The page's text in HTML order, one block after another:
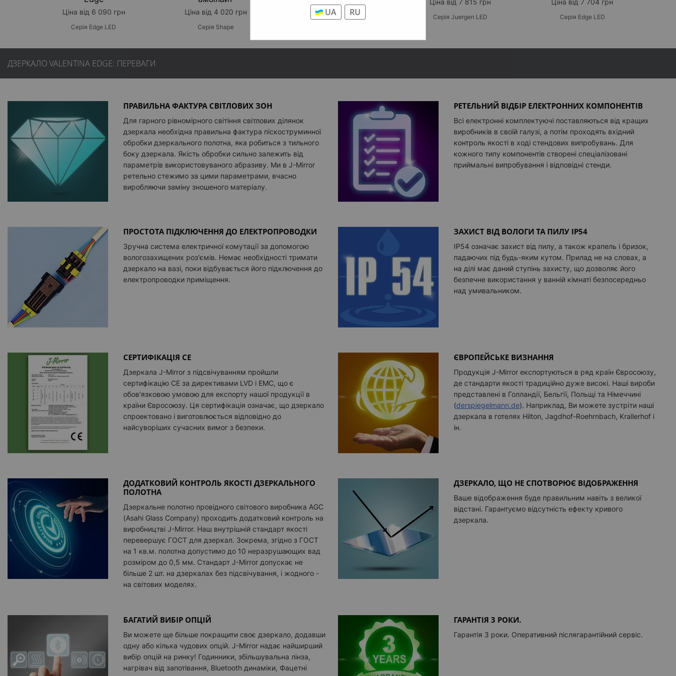
UA RU
Ціна від 6 090 грн
Серія Edge LED
Ціна від 4 020 грн
Серія Shape
Серія LED ST
Ціна від 7 815 грн
Серія Juergen LED
Ціна від 7 704 грн
Серія Edge LED
ДЗЕРКАЛО VALENTINA EDGE: ПЕРЕВАГИ
ПРАВИЛЬНА ФАКТУРА СВІТЛОВИХ ЗОН
Для гарного рівномірного світіння світлових ділянок
дзеркала необхідна правильна фактура піскоструминної
обробки дзеркального полотна, яка робиться з тильного
боку дзеркала. Якість обробки сильно залежить від
параметрів використовуваного абразиву. Ми в J-Mirror
ретельно стежимо за цими параметрами, вчасно
виробляючи заміну зношеного матеріалу.
РЕТЕЛЬНИЙ ВІДБІР ЕЛЕКТРОННИХ КОМПОНЕНТІВ
Всі електронні комплектуючі поставляються від кращих
виробників в своїй галузі, а потім проходять вхідний
контроль якості в ході стендових випробувань. Для
кожного типу компонентів створені спеціалізовані
приймальні випробування і відповідні стенди.
ПРОСТОТА ПІДКЛЮЧЕННЯ ДО ЕЛЕКТРОПРОВОДКИ
Зручна система електричної комутації за допомогою
вологозахищених роз'ємів. Немає необхідності тримати
дзеркало на вазі, поки відбувається його підключення до
електропроводки приміщення.
ЗАХИСТ ВІД ВОЛОГИ ТА ПИЛУ IP54
IP54 означає захист від пилу, а також крапель і бризок,
падаючих під будь-яким кутом. Прилад не на словах, а
на ділі має даний ступінь захисту, що дозволяє його
безпечне використання у ванній кімнаті безпосередньо
над умивальником.
СЕРТИФІКАЦІЯ CE
Дзеркала J-Mirror з підсвічуванням пройшли
сертифікацію CE за директивами LVD і EMC, що є
обов'язковою умовою для експорту нашої продукції в
країни Євросоюзу. Ця сертифікація означає, що дзеркало
спроектовано і виготовлюється відповідно до
найсуворіших сучасних вимог з безпеки.
ЄВРОПЕЙСЬКЕ ВИЗНАННЯ
Продукція J-Mirror експортуються в ряд країн Євросоюзу,
де стандарти якості традиційно дуже високі. Наші вироби
представлені в Голландії, Бельгії, Польщі та Німеччині
(derspiegelmann.de). Наприклад, Ви можете зустріти наші
дзеркала в готелях Hilton, Jagdhof-Roehrnbach, Krallerhof і
ін.
ДОДАТКОВИЙ КОНТРОЛЬ ЯКОСТІ ДЗЕРКАЛЬНОГО
ПОЛОТНА
Дзеркальне полотно провідного світового виробника AGC
(Asahi Glass Company) проходить додатковий контроль на
виробництві J-Mirror. Наш внутрішній стандарт якості
перевершує ГОСТ для дзеркал. Зокрема, згідно з ГОСТ
на 1 кв.м. полотна допустимо до 10 неразрушающих вад
розміром до 0,5 мм. Стандарт J-Mirror допускає не
більше 2 шт. на дзеркалах без підсвічування, і жодного -
на світових моделях.
ДЗЕРКАЛО, ЩО НЕ СПОТВОРЮЄ ВІДОБРАЖЕННЯ
Ваше відображення буде правильним навіть з великої
відстані. Гарантуємо відсутність ефекту кривого
дзеркала.
БАГАТИЙ ВИБІР ОПЦІЙ
Ви можете ще більше покращити своє дзеркало, додавши
одну або кілька чудових опцій. J-Mirror надає найширший
вибір опцій на ринку! Годинники, збільшувальна лінза,
нагрівач від запотівання, Bluetooth динаміки, Фацетні
ГАРАНТІЯ 3 РОКИ.
Гарантія 3 роки. Оперативний післягарантійний сервіс.